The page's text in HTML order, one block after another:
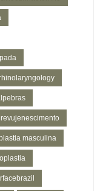
revujenescimento
masculina